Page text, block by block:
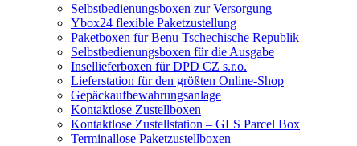
Selbstbedienungsboxen zur Versorgung
Ybox24 flexible Paketzustellung
Paketboxen für Benu Tschechische Republik
Selbstbedienungsboxen für die Ausgabe
Insellieferboxen für DPD CZ s.r.o.
Lieferstation für den größten Online-Shop
Gepäckaufbewahrungsanlage
Kontaktlose Zustellboxen
Kontaktlose Zustellstation – GLS Parcel Box
Terminallose Paketzustellboxen